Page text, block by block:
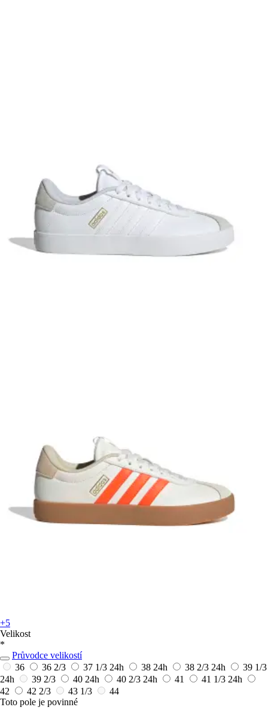
+5
Velikost
*
Průvodce velikostí
36
36 2/3 37 1/3 24h 38 24h 38 2/3 24h
39 1/3
24h
39 2/3 40 24h 40 2/3 24h 41 41 1/3 24h
42
42 2/3 43 1/3
44
Toto pole je povinné